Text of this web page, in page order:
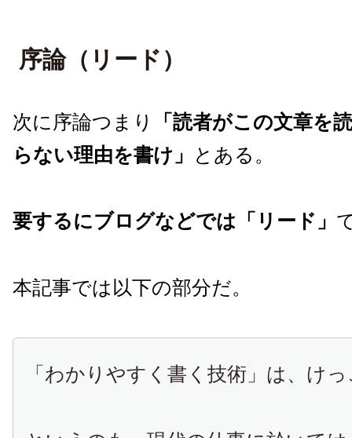
序論（リード）
次に序論つまり
「読者がこの文章を
らない理由を書け」 とある。
要するにブログなどでは「リード」
本記事では以下の部分だ。
「わかりやすく書く技術」は、け